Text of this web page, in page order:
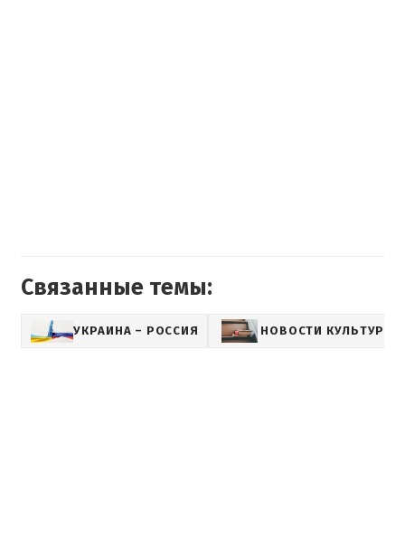
Связанные темы:
УКРАИНА – РОССИЯ НОВОСТИ КУЛЬТУРЫ